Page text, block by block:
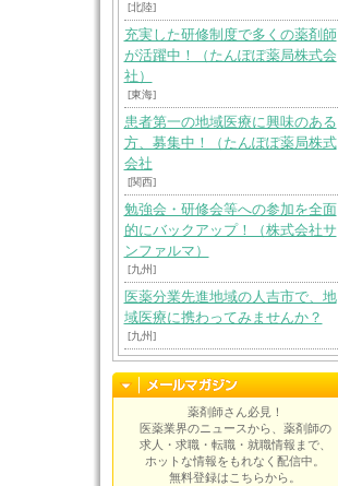
[北陸]
充実した研修制度で多くの薬剤師
が活躍中！（たんぽぽ薬局株式会
社）
[東海]
患者第一の地域医療に興味のある
方、募集中！（たんぽぽ薬局株式
会社
[関西]
勉強会・研修会等への参加を全面
的にバックアップ！（株式会社サ
ンファルマ）
[九州]
医薬分業先進地域の人吉市で、地
域医療に携わってみませんか？
[九州]
薬剤師さん必見！
医薬業界のニュースから、薬剤師の
求人・求職・転職・就職情報まで、
ホットな情報をもれなく配信中。
無料登録はこちらから。